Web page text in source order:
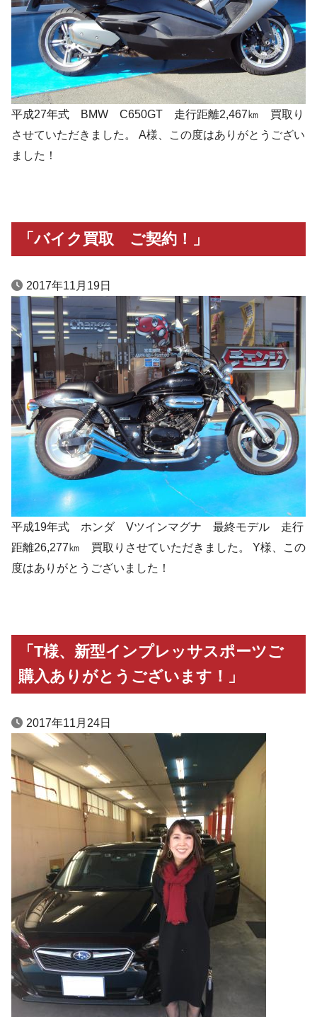
平成27年式 BMW C650GT 走行距離2,467㎞ 買取り
させていただきました。 A様、この度はありがとうござい
ました！
「バイク買取 ご契約！」
2017年11月19日
平成19年式 ホンダ Vツインマグナ 最終モデル 走行
距離26,277㎞ 買取りさせていただきました。 Y様、この
度はありがとうございました！
「T様、新型インプレッサスポーツご
購入ありがとうございます！」
2017年11月24日